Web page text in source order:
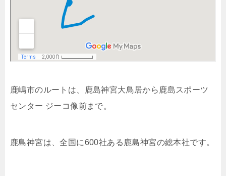
鹿嶋市のルートは、鹿島神宮大鳥居から鹿島スポーツ
センター ジーコ像前まで。
鹿島神宮は、全国に600社ある鹿島神宮の総本社です。